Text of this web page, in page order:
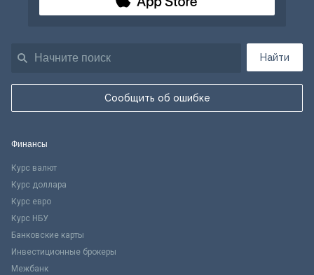
Найти
Сообщить об ошибке
Финансы
Курс валют
Курс доллара
Курс евро
Курс НБУ
Банковские карты
Инвестиционные брокеры
Межбанк